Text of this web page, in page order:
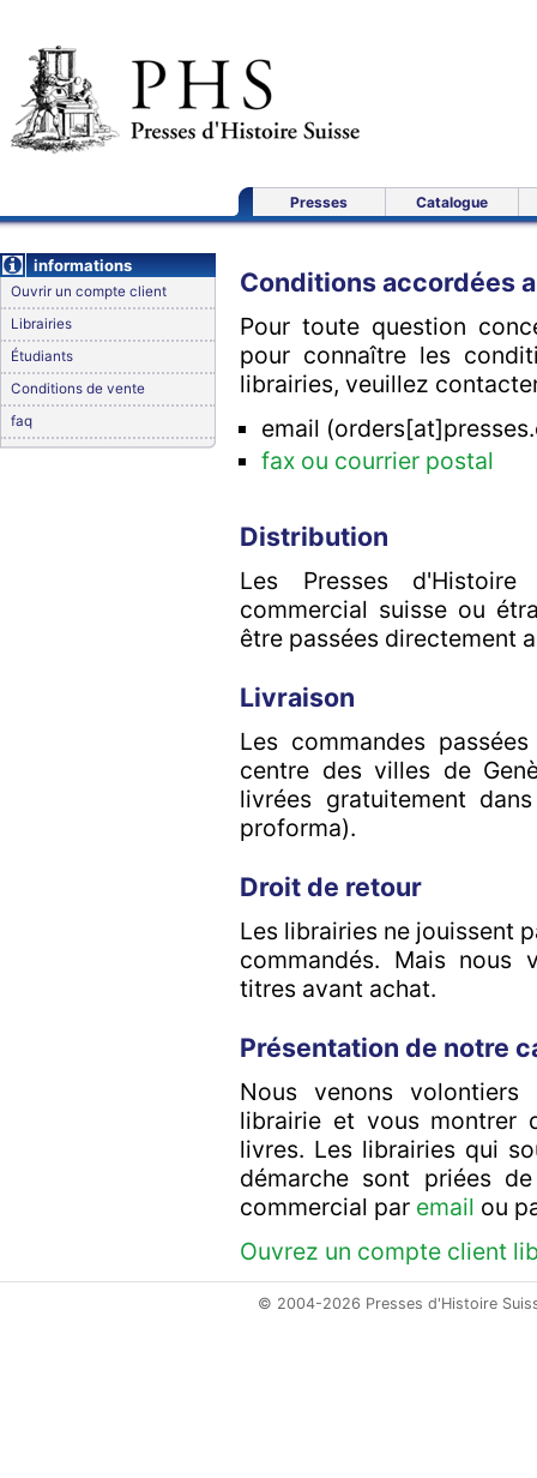
Presses Catalogue
informations
Ouvrir un compte client
Librairies
Étudiants
Conditions de vente
faq
Conditions accordées
Pour toute question
pour connaître les
librairies, veuillez
email
fax ou courrier postal
Distribution
Les Presses
commercial suisse ou
être passées directement
Livraison
Les commandes
centre des villes de
livrées gratuitement
proforma).
Droit de retour
Les librairies ne jouissent
commandés. Mais nous
titres avant achat.
Présentation de notre
Nous venons
librairie et vous montrer
livres. Les librairies qui
démarche sont priées
commercial par email ou
Ouvrez un compte client
© 2004-2026 Presses d'Histoire